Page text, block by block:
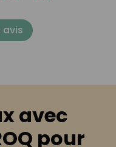
avis
avec
pour